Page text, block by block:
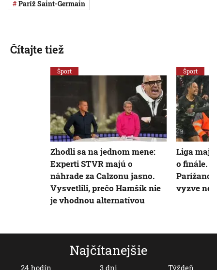
Paríž Saint-Germain
Najčítanejšie
24 hodín 3 dni Týždeň
Čítajte tiež
Šport
Zhodli sa na jednom mene:
Experti STVR majú o
náhrade za Calzonu jasno.
Vysvetlili, prečo Hamšík nie
je vhodnou alternatívou
Šport
Liga
o finále.
vyzve